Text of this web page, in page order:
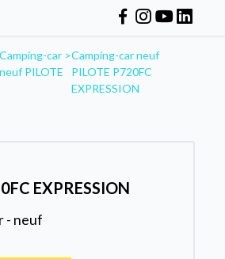
Camping-car
neuf PILOTE
>Camping-car neuf
PILOTE P720FC
EXPRESSION
EXPRESSION
- neuf